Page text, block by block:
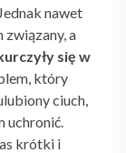
nawet
związany, a
się w
który
ciuch,
uchronić.
krótki i